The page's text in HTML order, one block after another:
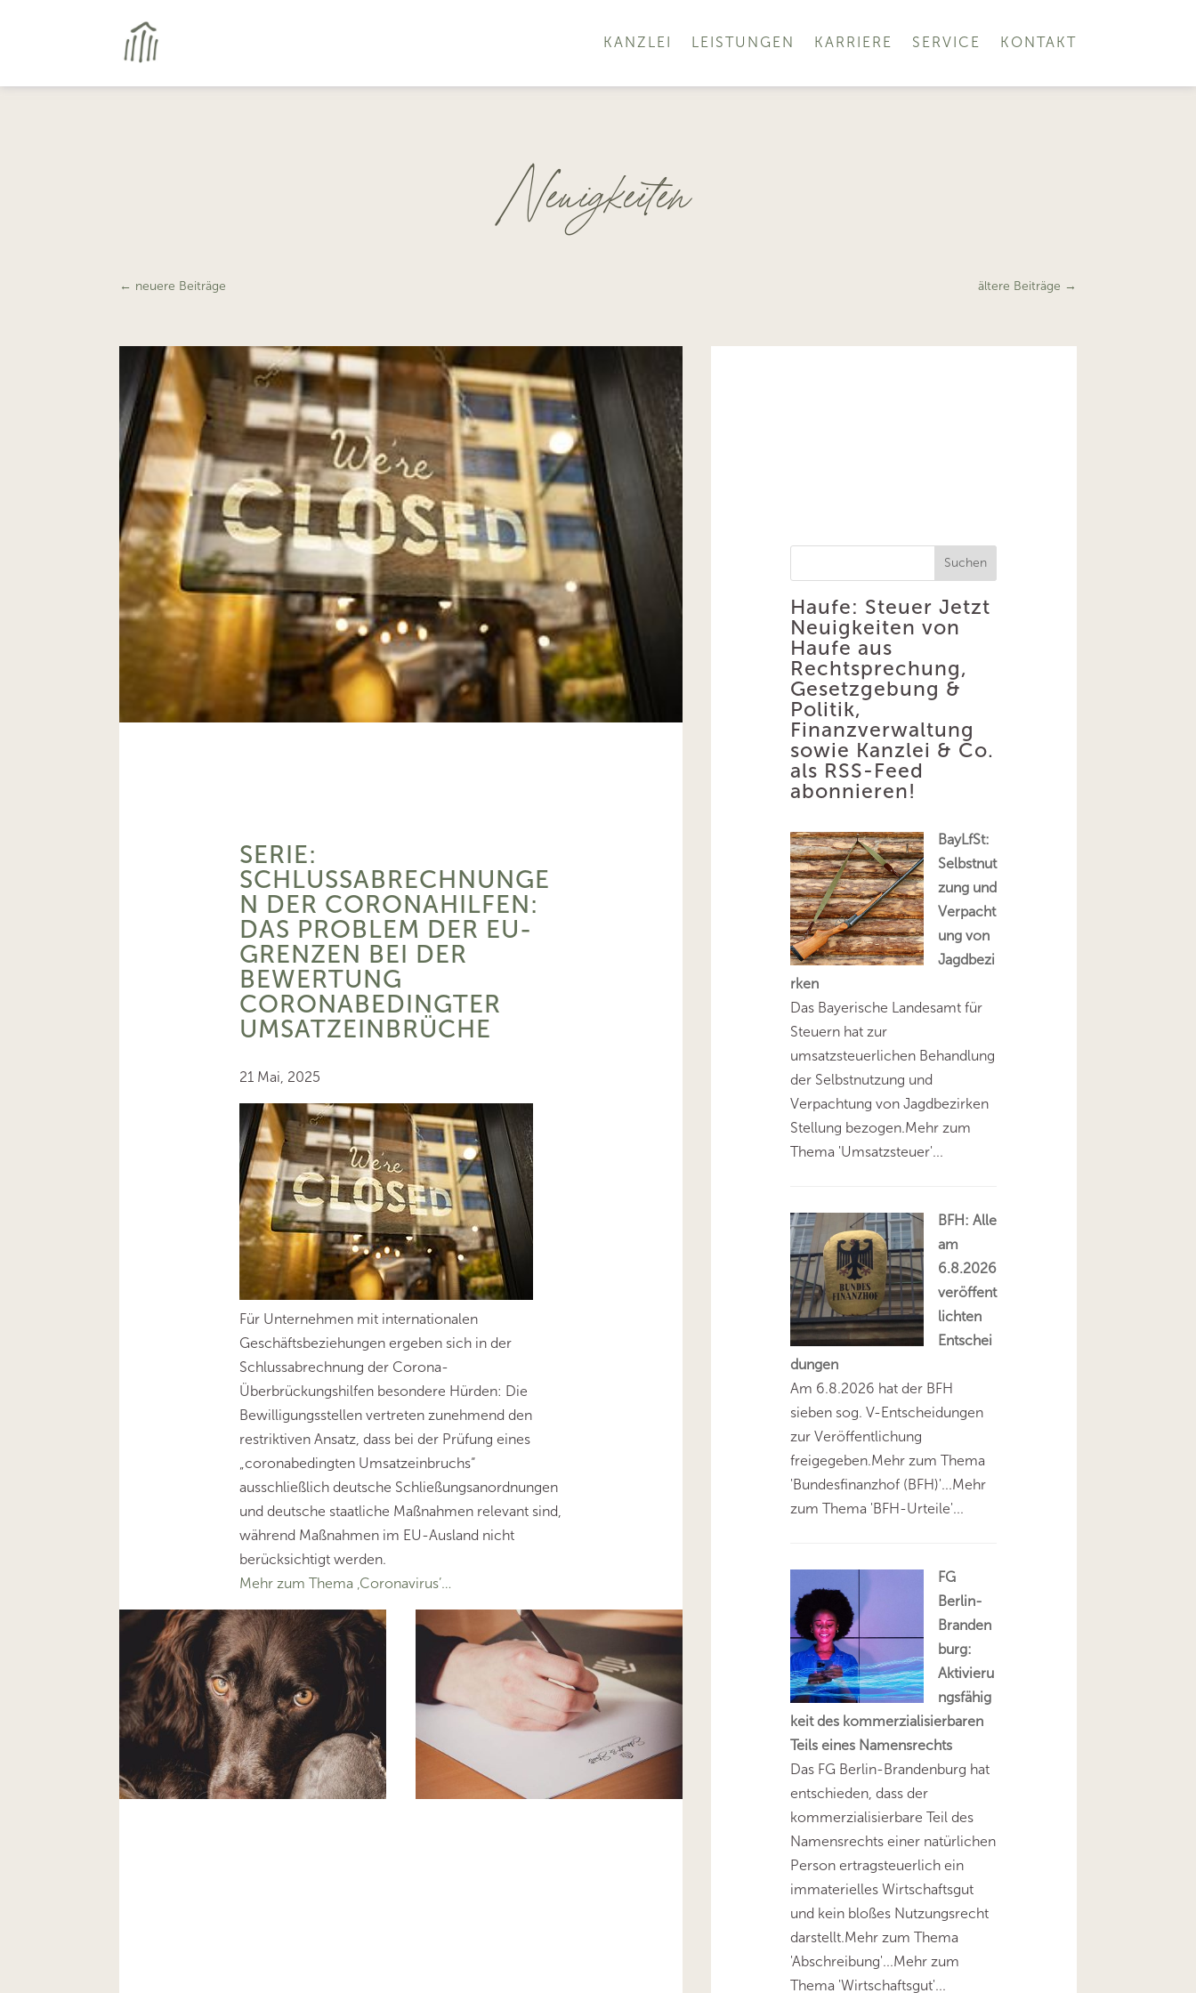
KANZLEI LEISTUNGEN KARRIERE SERVICE KONTAKT
Neuigkeiten
← neuere Beiträge ältere Beiträge →
SERIE:
SCHLUSSABRECHNUNGE
N DER CORONAHILFEN:
DAS PROBLEM DER EU-
GRENZEN BEI DER
BEWERTUNG
CORONABEDINGTER
UMSATZEINBRÜCHE
21 Mai, 2025
Für Unternehmen mit internationalen
Geschäftsbeziehungen ergeben sich in der
Schlussabrechnung der Corona-
Überbrückungshilfen besondere Hürden: Die
Bewilligungsstellen vertreten zunehmend den
restriktiven Ansatz, dass bei der Prüfung eines
„coronabedingten Umsatzeinbruchs“
ausschließlich deutsche Schließungsanordnungen
und deutsche staatliche Maßnahmen relevant sind,
während Maßnahmen im EU-Ausland nicht
berücksichtigt werden.
Mehr zum Thema ‚Coronavirus’…
Suchen
Haufe: Steuer Jetzt
Neuigkeiten von
Haufe aus
Rechtsprechung,
Gesetzgebung &
Politik,
Finanzverwaltung
sowie Kanzlei & Co.
als RSS-Feed
abonnieren!
BayLfSt:
Selbstnut
zung und
Verpacht
ung von
Jagdbezi
rken
Das Bayerische Landesamt für
Steuern hat zur
umsatzsteuerlichen Behandlung
der Selbstnutzung und
Verpachtung von Jagdbezirken
Stellung bezogen.Mehr zum
Thema 'Umsatzsteuer'...
BFH: Alle
am
6.8.2026
veröffent
lichten
Entschei
dungen
Am 6.8.2026 hat der BFH
sieben sog. V-Entscheidungen
zur Veröffentlichung
freigegeben.Mehr zum Thema
'Bundesfinanzhof (BFH)'...Mehr
zum Thema 'BFH-Urteile'...
FG
Berlin-
Branden
burg:
Aktivieru
ngsfähig
keit des kommerzialisierbaren
Teils eines Namensrechts
Das FG Berlin-Brandenburg hat
entschieden, dass der
kommerzialisierbare Teil des
Namensrechts einer natürlichen
Person ertragsteuerlich ein
immaterielles Wirtschaftsgut
und kein bloßes Nutzungsrecht
darstellt.Mehr zum Thema
'Abschreibung'...Mehr zum
Thema 'Wirtschaftsgut'...